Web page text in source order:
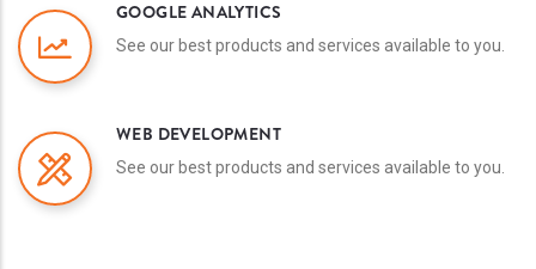
GOOGLE ANALYTICS
See our best products and services available to you.
WEB DEVELOPMENT
See our best products and services available to you.